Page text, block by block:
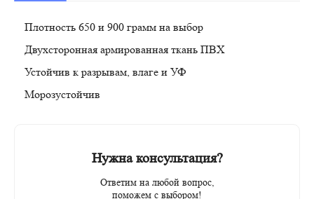
Плотность 650 и 900 грамм на выбор
Двухсторонная армированная ткань ПВХ
Устойчив к разрывам, влаге и УФ
Морозустойчив
Нужна консультация?
Ответим на любой вопрос,
поможем с выбором!